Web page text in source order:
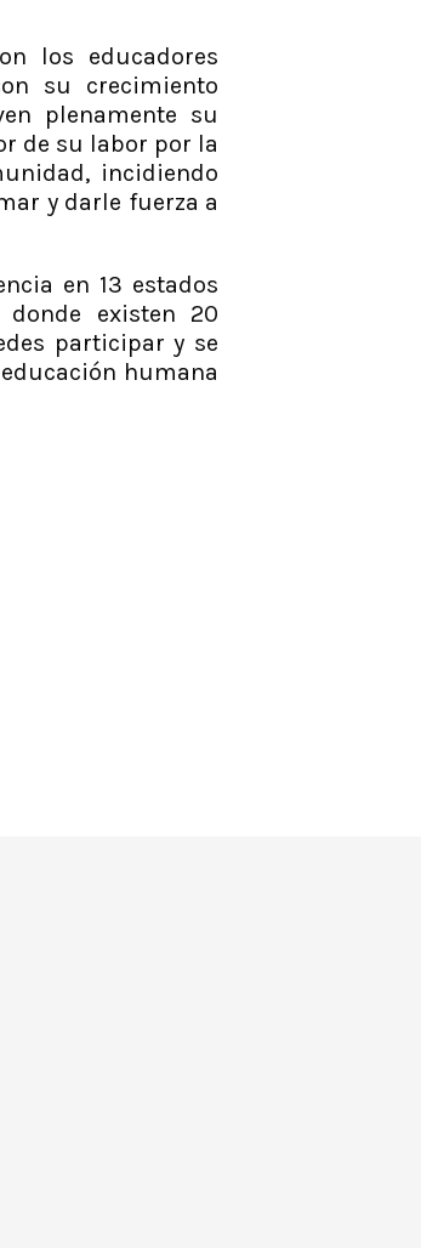
los educadores
su crecimiento
plenamente su
de su labor por la
incidiendo
y darle fuerza a
en 13 estados
existen 20
participar y se
humana